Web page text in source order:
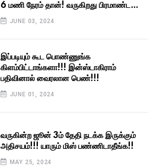
6 மணி நேரம் தான்! வருகிறது பிரமாண்ட
எக்ஸ்பிரஸ் வே!
JUNE 03, 2024
இப்படியும் கூட பொண்ணுங்க
கிளம்பிட்டாங்களா!!! இன்ஸ்டாகிராம்
பதிவினால் வைரலான பெண்!!!
JUNE 01, 2024
வருகின்ற ஜூன் 3ம் தேதி நடக்க இருக்கும்
அதிசயம்!!! யாரும் மிஸ் பண்ணிடாதீங்க!!
MAY 25, 2024